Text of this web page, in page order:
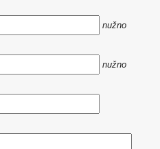
nužno
nužno